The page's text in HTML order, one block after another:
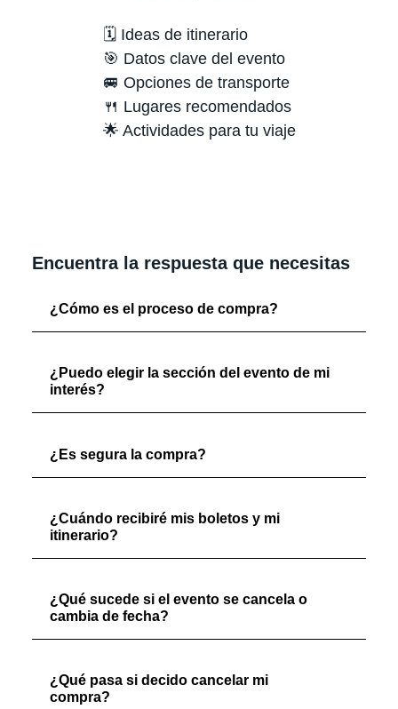
🗓️ Ideas de itinerario
🎯 Datos clave del evento
🚐 Opciones de transporte
🍴 Lugares recomendados
🌟 Actividades para tu viaje
Encuentra la respuesta que necesitas
¿Cómo es el proceso de compra?
¿Puedo elegir la sección del evento de mi
interés?
¿Es segura la compra?
¿Cuándo recibiré mis boletos y mi
itinerario?
¿Qué sucede si el evento se cancela o
cambia de fecha?
¿Qué pasa si decido cancelar mi
compra?